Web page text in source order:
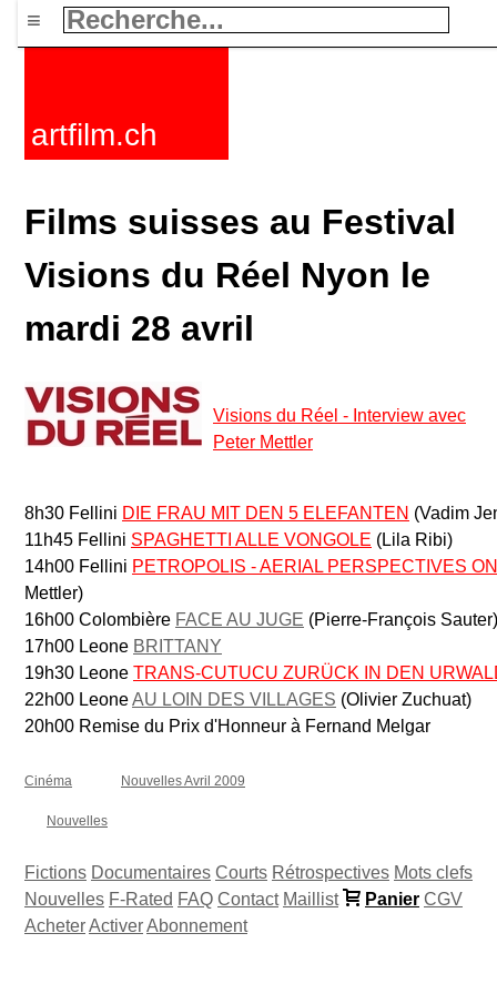
≡
artfilm.ch
Films suisses au Festival
Visions du Réel Nyon le
mardi 28 avril
Visions du Réel - Interview avec
Peter Mettler
8h30 Fellini DIE FRAU MIT DEN 5 ELEFANTEN (Vadim
11h45 Fellini SPAGHETTI ALLE VONGOLE (Lila Ribi)
14h00 Fellini PETROPOLIS - AERIAL PERSPECTIVES
Mettler)
16h00 Colombière FACE AU JUGE (Pierre-François Sauter)
17h00 Leone BRITTANY
19h30 Leone TRANS-CUTUCU ZURÜCK IN DEN
22h00 LeoneAU LOIN DES VILLAGES (Olivier Zuchuat)
20h00 Remise du Prix d'Honneur à Fernand Melgar
Cinéma Nouvelles Avril 2009
Nouvelles
Fictions Documentaires Courts Rétrospectives Mots clefs
Nouvelles F-Rated FAQ Contact Maillist Panier CGV
AcheterActiverAbonnement